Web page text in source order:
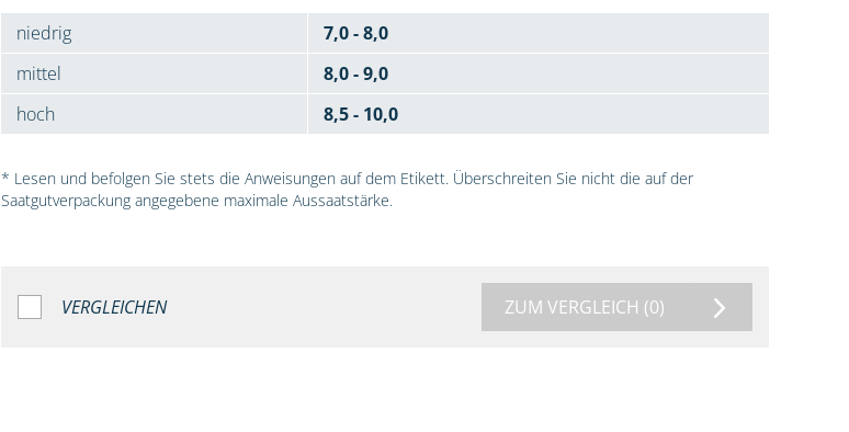
niedrig
7,0 - 8,0
mittel
8,0 - 9,0
hoch
8,5 - 10,0
* Lesen und befolgen Sie stets die Anweisungen auf dem Etikett. Überschreiten Sie nicht die auf der
Saatgutverpackung angegebene maximale Aussaatstärke.
VERGLEICHEN ZUM VERGLEICH (0)